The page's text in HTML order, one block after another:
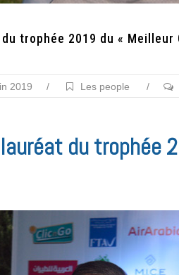
trophée 2019 du « Meilleur
2019 / Les people /
du trophée